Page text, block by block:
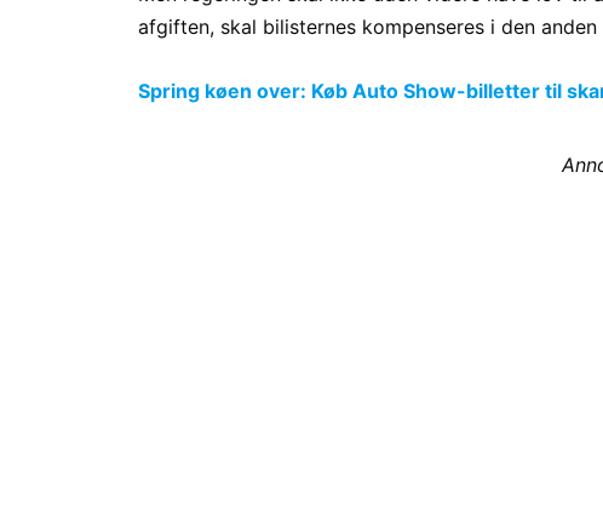
afgiften, skal bilisternes kompenseres i den anden
Spring køen over: Køb Auto Show-billetter til